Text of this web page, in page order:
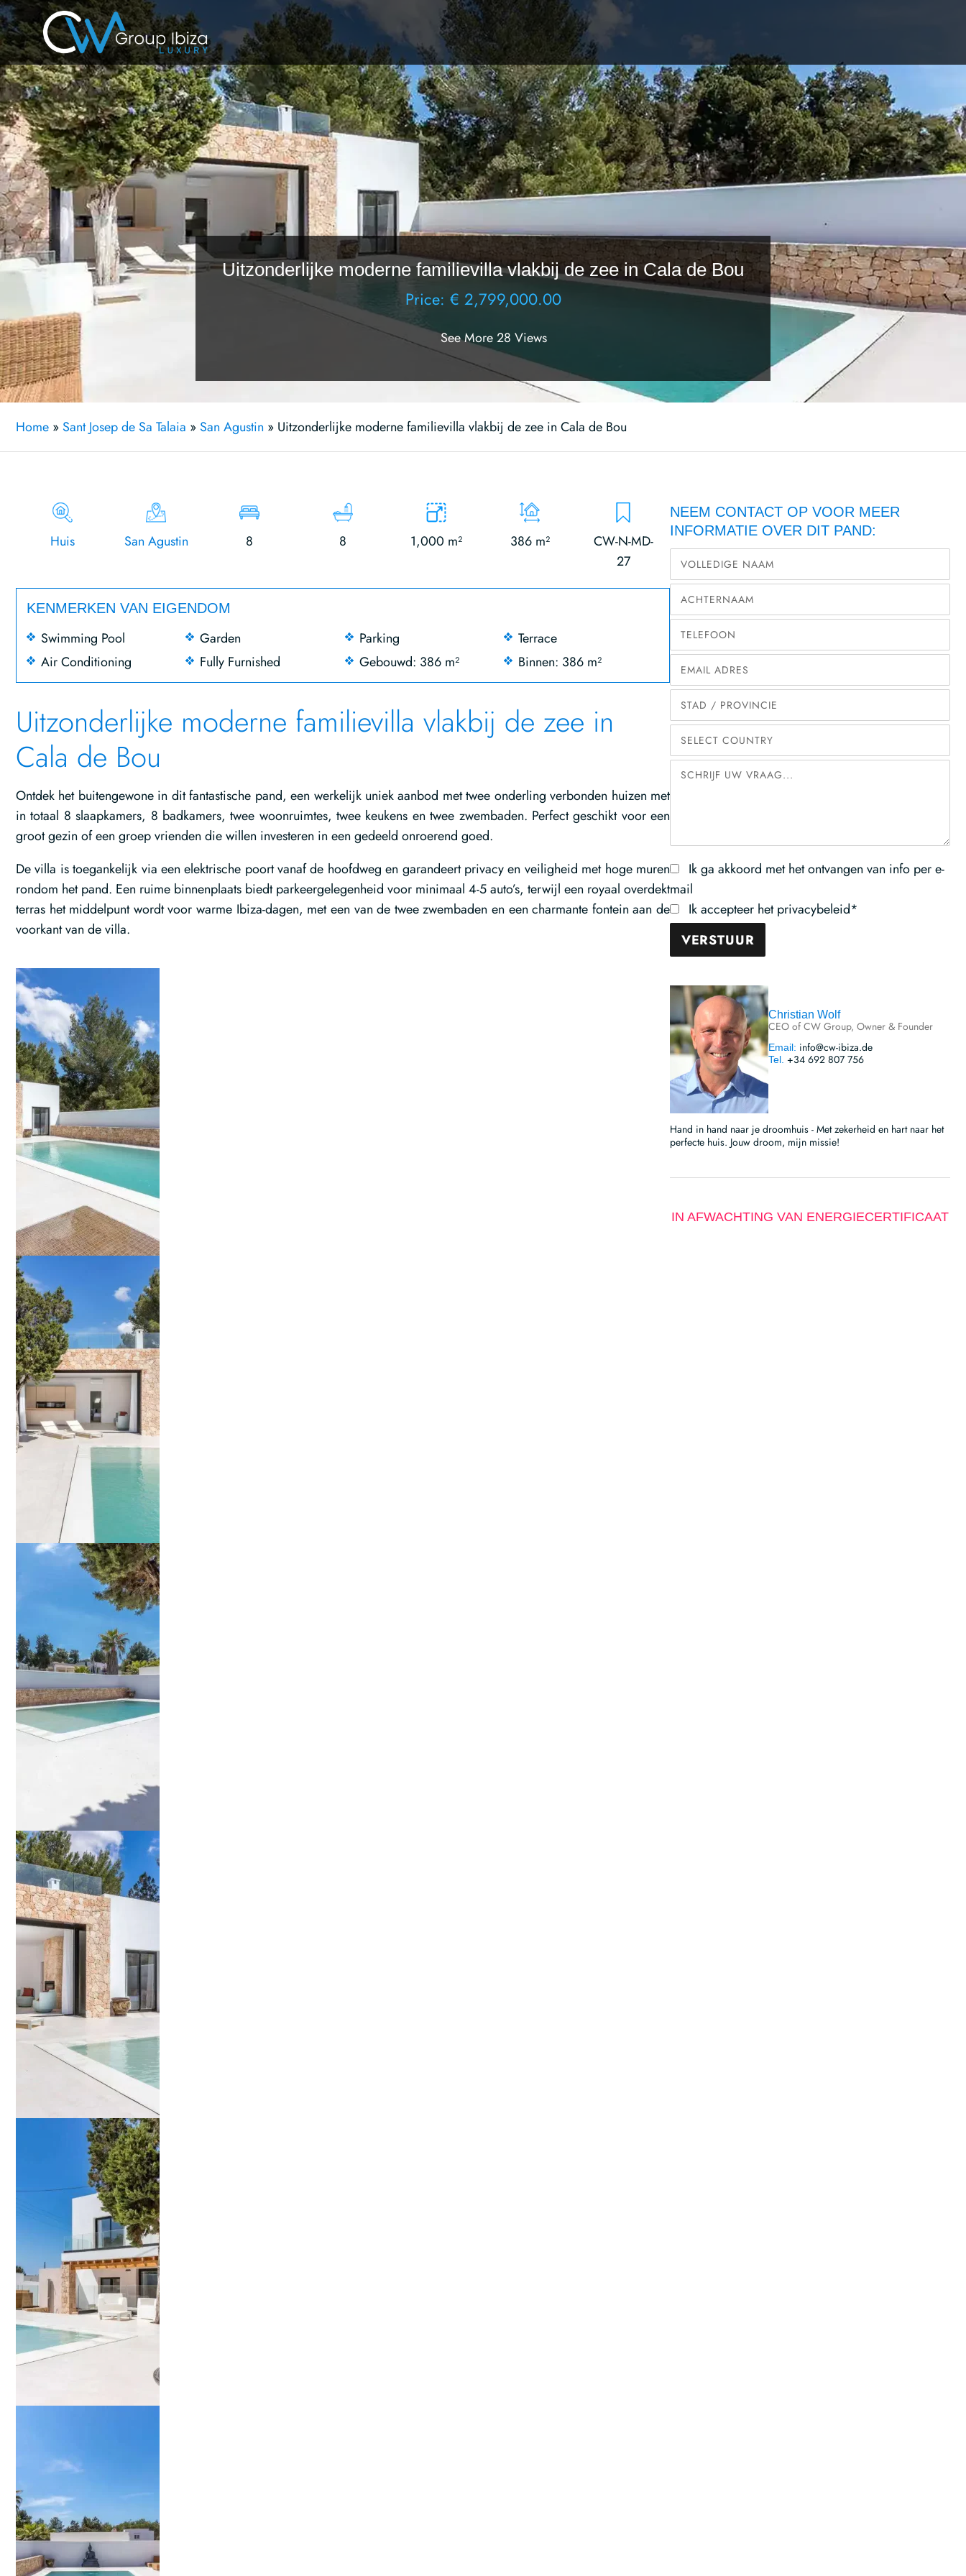
Uitzonderlijke moderne familievilla vlakbij de zee in Cala de Bou
Price: € 2,799,000.00
See More 28 Views
Home » Sant Josep de Sa Talaia » San Agustin » Uitzonderlijke moderne familievilla vlakbij de zee in Cala de Bou
Huis San Agustin 8 8 1,000 m² 386 m²
CW-N-MD-
27
KENMERKEN VAN EIGENDOM
Swimming Pool Garden Parking
Terrace
Air Conditioning
Fully Furnished Gebouwd: 386 m² Binnen: 386 m²
Uitzonderlijke moderne familievilla vlakbij de zee in
Cala de Bou
Ontdek het buitengewone in dit fantastische pand, een werkelijk uniek aanbod met twee onderling verbonden huizen met
in totaal 8 slaapkamers, 8 badkamers, twee woonruimtes, twee keukens en twee zwembaden. Perfect geschikt voor een
groot gezin of een groep vrienden die willen investeren in een gedeeld onroerend goed.
De villa is toegankelijk via een elektrische poort vanaf de hoofdweg en garandeert privacy en veiligheid met hoge muren
rondom het pand. Een ruime binnenplaats biedt parkeergelegenheid voor minimaal 4-5 auto’s, terwijl een royaal overdekt
terras het middelpunt wordt voor warme Ibiza-dagen, met een van de twee zwembaden en een charmante fontein aan de
voorkant van de villa.
NEEM CONTACT OP VOOR MEER
INFORMATIE OVER DIT PAND:
Ik ga akkoord met het ontvangen van info per e-
mail
Ik accepteer het privacybeleid*
Christian Wolf
CEO of CW Group, Owner & Founder
Email: info@cw-ibiza.de
Tel. +34 692 807 756
Hand in hand naar je droomhuis - Met zekerheid en hart naar het
perfecte huis. Jouw droom, mijn missie!
IN AFWACHTING VAN ENERGIECERTIFICAAT